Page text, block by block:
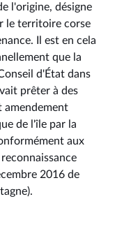
l'origine, désigne
le territoire corse
Il est en cela
que la
d'État dans
prêter à des
amendement
de l'île par la
aux
2016 de